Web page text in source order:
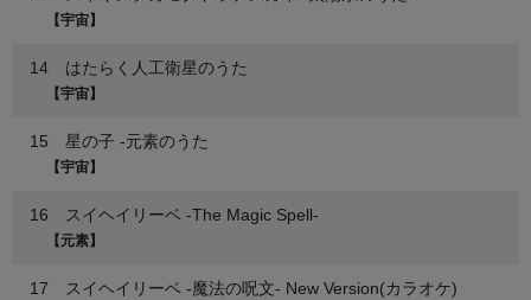
【宇宙】
14 はたらく人工衛星のうた
【宇宙】
15 星の子 -元素のうた
【宇宙】
16 スイヘイリーベ -The Magic Spell-
【元素】
17 スイヘイリーベ -魔法の呪文- New Version(カラオケ)